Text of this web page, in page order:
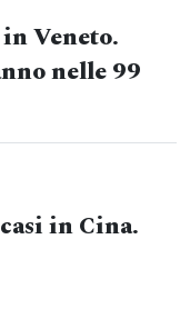
Veneto.
nelle 99
in Cina.